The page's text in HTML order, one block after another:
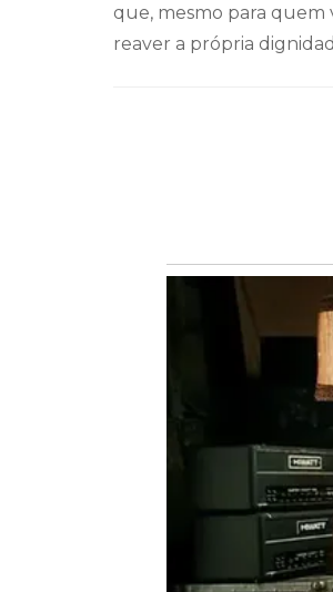
que, mesmo para
reaver a própria